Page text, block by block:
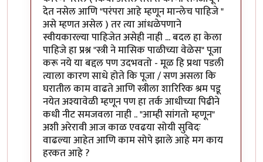
देत नसेल आणि "परंपरा आहे म्हणून मान्लेच पाहिजे "
असे म्हणत असेल ) तर त्या आंधळेपणाने
स्वीयकारल्या पाहिजेत असेही नाही ... बदल हा केला
पाहिजे हा प्रश्न "स्त्री ने मासिक पाळीच्या वेळेस" पूजा
करू नये या बद्दल पण उदभवतो - मूळ हि प्रथा पडली
त्याला कारण साधे होते कि पूजा / सण असला कि
घरातील काम वाढते आणि स्त्रीला शारिरिक श्रम पडू
नयेत अश्यावेळी म्हणून पण हा तर्क आधीच्या पिढीने
कधी नीट समजवला नाही .. "आम्ही सांगतो म्हणून"
अशी अरेरावी आज काळ एवढया सोयी सुविदः
वाढल्या आहेत आणि काम सोपे झाले आहे मग काय
हरकत आहे ?